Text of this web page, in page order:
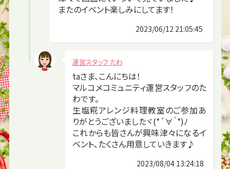
またのイベント楽しみにしてます！
2023/06/12 21:05:45
運営スタッフ たわ
taさま、こんにちは！
マルコメコミュニティ運営スタッフのた
わです。
生塩糀アレンジ料理教室のご参加あ
りがとうございましたヾ(*´∀｀*)ﾉ
これからも皆さんが興味津々になるイ
ベント、たくさん用意していきます♪
2023/08/04 13:24:18